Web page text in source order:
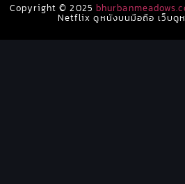
Copyright © 2025
Netflix ดูหนังบนมือถือ เว็บดู